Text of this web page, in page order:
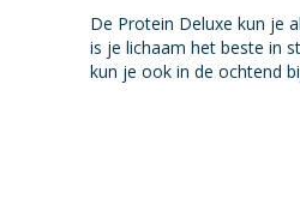
De Protein Deluxe kun je
is je lichaam het beste in
kun je ook in de ochtend